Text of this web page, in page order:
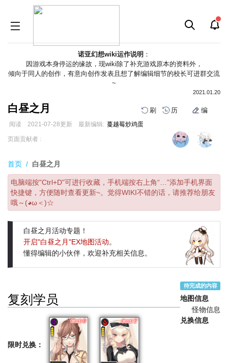
诺亚幻想wiki运作说明 ：
因游戏本身停运的缘故，现wiki除了补充游戏原本的资料外，
倾向于同人的创作，有意向创作发表且想了解编辑细节的校长可进群交流
~
2021.01.20
白昼之月 刷 历 编
阅读 2021-07-28更新 最新编辑: 蔓越莓炒鸡蛋
跳
航
跳
索
页面贡献者 :
首页 / 白昼之月
电脑端按"Ctrl+D"可进行收藏，手机端按右上角“…”添加手机界面
快捷键，方便随时查看更新~。觉得WIKI不错的话，请推荐给朋友
哦～(◕ω＜)☆
白昼之月活动专题！
开启"白昼之月"EX地图活动。
懂得编辑的小伙伴，欢迎补充相关信息。
待完成的内容
地图信息
怪物信息
兑换信息
复刻学员
限时兑换：